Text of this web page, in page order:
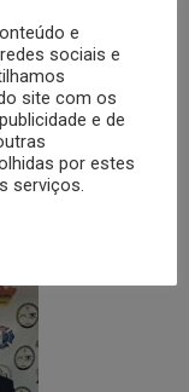
e
sociais e
site com os
e de
por estes
serviços.